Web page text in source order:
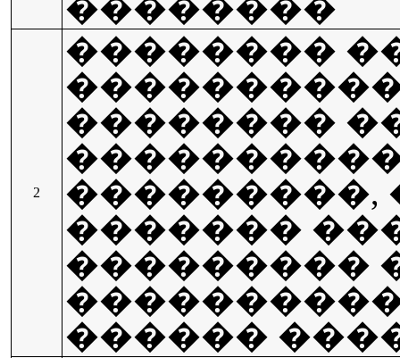
��������
2
��������
��������
���������,
�������
���������
������